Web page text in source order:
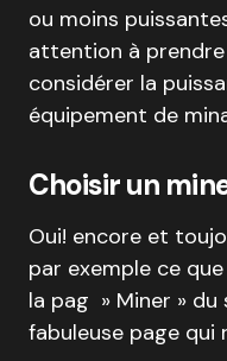
ou moins
attention à
considérer la
équipement de
Choisir un
Oui! encore et
par exemple ce
la pag » Miner »
fabuleuse page